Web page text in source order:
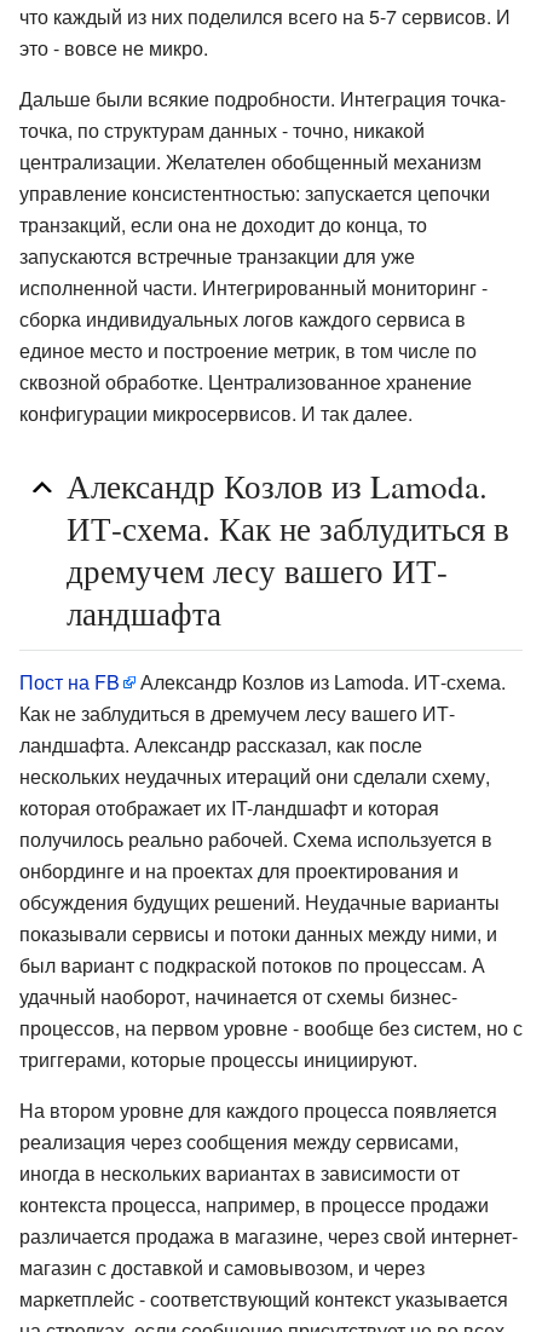
что каждый из них поделился всего на 5-7 сервисов. И
это - вовсе не микро.
Дальше были всякие подробности. Интеграция точка-
точка, по структурам данных - точно, никакой
централизации. Желателен обобщенный механизм
управление консистентностью: запускается цепочки
транзакций, если она не доходит до конца, то
запускаются встречные транзакции для уже
исполненной части. Интегрированный мониторинг -
сборка индивидуальных логов каждого сервиса в
единое место и построение метрик, в том числе по
сквозной обработке. Централизованное хранение
конфигурации микросервисов. И так далее.
Александр Козлов из Lamoda.
ИТ-схема. Как не заблудиться в
дремучем лесу вашего ИТ-
ландшафта
Пост на FB
Александр Козлов из Lamoda. ИТ-схема.
Как не заблудиться в дремучем лесу вашего ИТ-
ландшафта. Александр рассказал, как после
нескольких неудачных итераций они сделали схему,
которая отображает их IT-ландшафт и которая
получилось реально рабочей. Схема используется в
онбординге и на проектах для проектирования и
обсуждения будущих решений. Неудачные варианты
показывали сервисы и потоки данных между ними, и
был вариант с подкраской потоков по процессам. А
удачный наоборот, начинается от схемы бизнес-
процессов, на первом уровне - вообще без систем, но с
триггерами, которые процессы инициируют.
На втором уровне для каждого процесса появляется
реализация через сообщения между сервисами,
иногда в нескольких вариантах в зависимости от
контекста процесса, например, в процессе продажи
различается продажа в магазине, через свой интернет-
магазин с доставкой и самовывозом, и через
маркетплейс - соответствующий контекст указывается